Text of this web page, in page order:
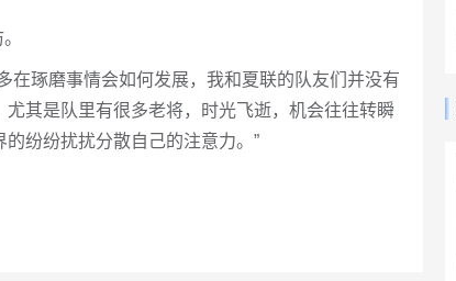
在琢磨事情会如何发展，我和夏联的队友们并没有
其是队里有很多老将，时光飞逝，机会往往转瞬
纷纷扰扰分散自己的注意力。”